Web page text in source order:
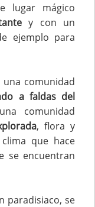
lugar mágico
y con un
ejemplo para
una comunidad
a faldas del
comunidad
, flora y
que hace
se encuentran
paradisiaco, se